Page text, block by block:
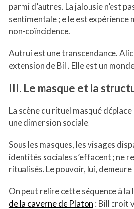
parmi d’autres. La jalousie n’est
sentimentale ; elle est expérience
non-coïncidence.
Autrui est une transcendance.
extension de Bill. Elle est un
III. Le masque et la
La scène du rituel masqué
une dimension sociale.
Sous les masques, les visages
identités sociales s’effacent ; ne
ritualisés. Le pouvoir, lui, demeure
On peut relire cette séquence à la
de la caverne de Platon : Bill croit